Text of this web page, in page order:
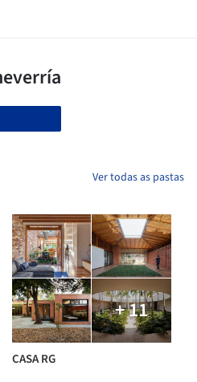
Ver todas as pastas
+ 11
CASA RG